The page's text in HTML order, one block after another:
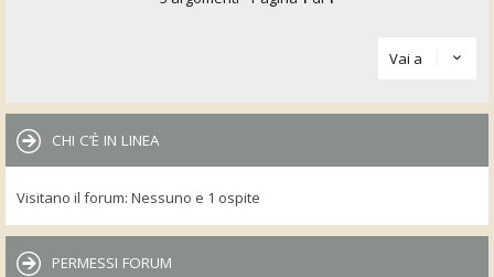
Vai a
CHI C’È IN LINEA
Visitano il forum: Nessuno e 1 ospite
PERMESSI FORUM